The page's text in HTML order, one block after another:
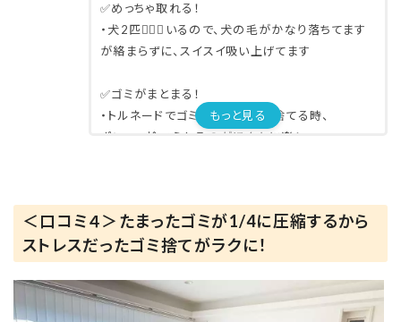
✅めっちゃ取れる！
・犬2匹🐕‍🦺🐩いるので、犬の毛がかなり落ちてます
が絡まらずに、スイスイ吸い上げてます
✅ゴミがまとまる！
・トルネードでゴミが纏まるので捨てる時、
ポンって捨てられるのがほんとに楽！
家中を掃除できる
⁡
✅場所によって変えられる
・ふとん用ブラシ
・丸ブラシ ←机や棚のお掃除に最適
もっと見る
＜口コミ４＞たまったゴミが1/4に圧縮するから
ストレスだったゴミ捨てがラクに！